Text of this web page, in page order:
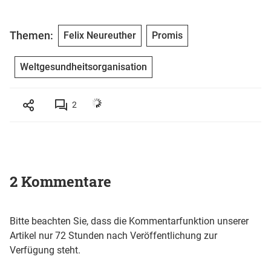
Themen: Felix Neureuther Promis
Weltgesundheitsorganisation
2
2 Kommentare
Bitte beachten Sie, dass die Kommentarfunktion unserer
Artikel nur 72 Stunden nach Veröffentlichung zur
Verfügung steht.